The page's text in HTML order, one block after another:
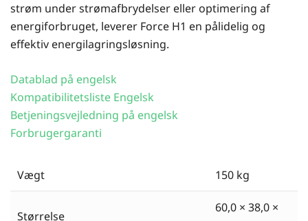
strøm under strømafbrydelser eller optimering af
energiforbruget, leverer Force H1 en pålidelig og
effektiv energilagringsløsning.
Datablad på engelsk
Kompatibilitetsliste Engelsk
Betjeningsvejledning på engelsk
Forbrugergaranti
Vægt 150 kg
Størrelse
60,0 × 38,0 ×